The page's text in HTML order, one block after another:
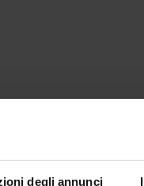
degli annunci